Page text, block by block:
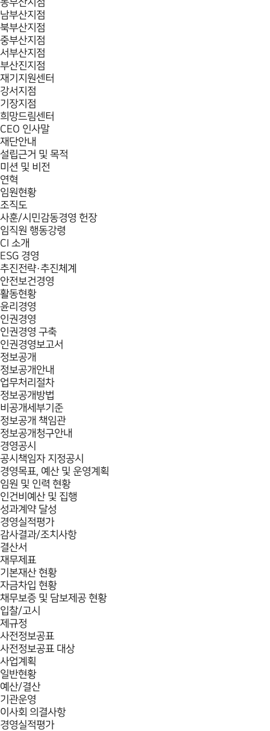
동부산지점
남부산지점
북부산지점
중부산지점
서부산지점
부산진지점
재기지원센터
강서지점
기장지점
희망드림센터
CEO 인사말
재단안내
설립근거 및 목적
미션 및 비전
연혁
임원현황
조직도
사훈/시민감동경영 헌장
임직원 행동강령
CI 소개
ESG 경영
추진전략·추진체계
안전보건경영
활동현황
윤리경영
인권경영
인권경영 구축
인권경영보고서
정보공개
정보공개안내
업무처리절차
정보공개방법
비공개세부기준
정보공개 책임관
정보공개청구안내
경영공시
공시책임자 지정공시
경영목표, 예산 및 운영계획
임원 및 인력 현황
인건비예산 및 집행
성과계약 달성
경영실적평가
감사결과/조치사항
결산서
재무제표
기본재산 현황
자금차입 현황
채무보증 및 담보제공 현황
입찰/고시
제규정
사전정보공표
사전정보공표 대상
사업계획
일반현황
예산/결산
기관운영
이사회 의결사항
경영실적평가